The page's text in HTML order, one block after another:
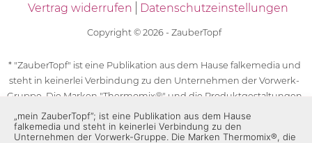
Vertrag widerrufen
Datenschutzeinstellungen
Copyright © 2026 - ZauberTopf
* "ZauberTopf" ist eine Publikation aus dem Hause falkemedia und
steht in keinerlei Verbindung zu den Unternehmen der Vorwerk-
Gruppe. Die Marken "Thermomix®" und die Produktgestaltungen
des "Thermomix®" sind eingetragene Marken der Unternehmen
der Vorwerk-Gruppe. Die Marken Thermomix®, die Zeichen TM5®,
„mein ZauberTopf”; ist eine Publikation aus dem Hause
falkemedia und steht in keinerlei Verbindung zu den
Unternehmen der Vorwerk-Gruppe. Die Marken Thermomix®, die